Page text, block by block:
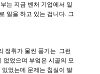
는 지금 벤처 기업에서 일
일을 하고 있는 겁니다. 그
정취가 물씬 풍기는 그런
없었으며 부엌은 시골의 모
었는데 문제는 침실이 딸